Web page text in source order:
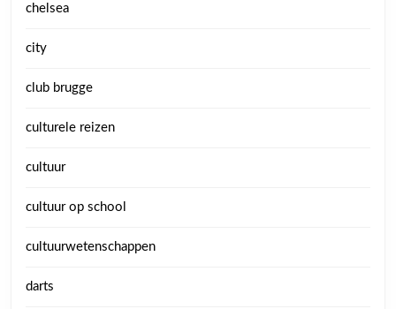
chelsea
city
club brugge
culturele reizen
cultuur
cultuur op school
cultuurwetenschappen
darts